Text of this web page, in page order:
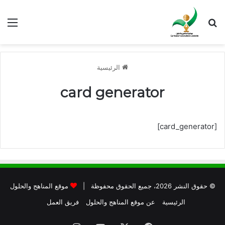
بحث عن
الرئيسية
card generator
[card_generator]
© حقوق النشر 2026، جميع الحقوق محفوظة |
موقع المناهج والحلول
الرئيسية
عن موقع المناهج والحلول فريق العمل